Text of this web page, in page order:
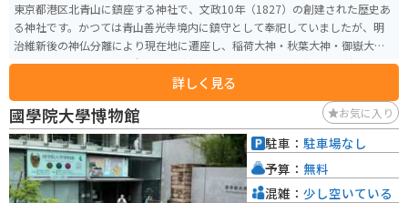
東京都港区北青山に鎮座する神社で、文政10年（1827）の創建された歴史あ
る神社です。かつては青山善光寺境内に鎮守として奉祀していましたが、明
治維新後の神仏分離により現在地に遷座し、稲荷大神・秋葉大神・御嶽大神
を祭神とする表参道の一角に佇む神社です。 火防や商売繁盛のご利益がある
とされています。神社の特徴的な行事の一つに節分祭があり、「鬼は外、福
は内」の掛け声と共に豆まきが行われ、地域住民や観光客に親しまれていま
す。また、狛犬や鳥居、社殿などの伝統的な建築物も見どころの一つで、写
真撮影スポットとしても人気です。周囲には洒落たカフェやショップが立ち
並び、参拝の後に表参道エリアを散策するのもおすすめです。
詳しく見る
國學院大學博物館 お気に入り
駐車： 駐車場なし
予算： 無料
混雑： 少し空いている